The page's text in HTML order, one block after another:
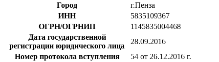
Город
г.Пенза
ИНН
5835109367
ОГРН/ОГРНИП
1145835004468
Дата государственной
регистрации юридического лица
28.09.2016
Номер протокола вступления
54 от 26.12.2016 г.